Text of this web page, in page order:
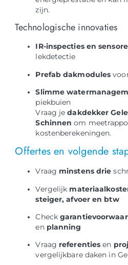
zijn.
Technologische innovaties
IR-inspecties en
lekdetectie
Prefab dakmodules
Slimme
piekbuien
Vraag jedakdekker
Schinnen om
kostenberekeningen.
Offertes en volgende
Vraag minstens drie
Vergelijk
steiger, afvoer en btw
Check
en planning
Vraag referenties en
vergelijkbare daken in